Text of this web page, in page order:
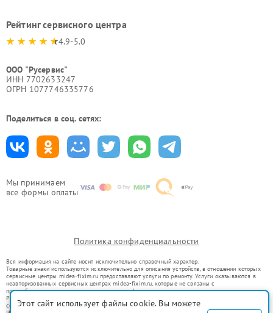
Мы принимаем
все формы оплаты
Рейтинг сервисного центра
4.9-5.0
ООО "Русервис"
ИНН 7702633247
ОГРН 1077746335776
Поделиться в соц. сетях:
Политика конфиденциальности
Вся информация на сайте носит исключительно справочный характер.
Товарные знаки используются исключительно для описания устройств, в отношении которых
сервисные центры midea-fixim.ru предоставляют услуги по ремонту. Услуги оказываются в
неавторизованных сервисных центрах midea-fixim.ru, которые не связаны с
правообладателями товарных знаков или их официальными представителями.
Ремонт осуществляется для устройств, уже введенных в гражданский оборот в соответствии
со статьей 1487 ГК РФ.
Этот сайт использует файлы cookie. Вы можете